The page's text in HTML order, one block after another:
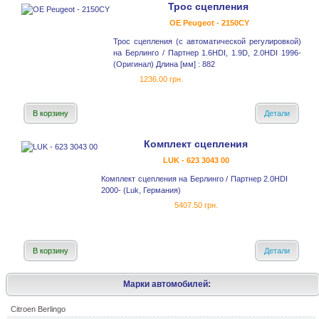
Марки автомобилей:
Citroen Berlingo
Трос сцепления
OE Peugeot - 2150CY
Трос сцепления (с автоматической регулировкой)
на Берлинго / Партнер 1.6HDI, 1.9D, 2.0HDI 1996-
(Оригинал) Длина [мм] : 882
1236.00 грн.
В корзину Детали
Комплект сцепления
LUK - 623 3043 00
Комплект сцепления на Берлинго / Партнер 2.0HDI
2000- (Luk, Германия)
5407.50 грн.
В корзину Детали